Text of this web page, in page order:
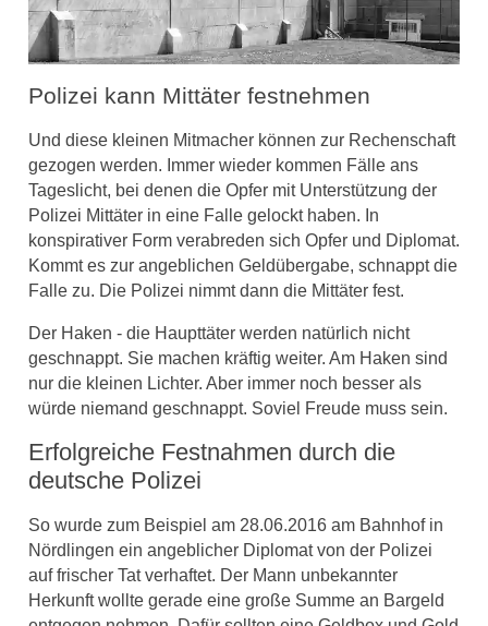
Polizei kann Mittäter festnehmen
Und diese kleinen Mitmacher können zur Rechenschaft
gezogen werden. Immer wieder kommen Fälle ans
Tageslicht, bei denen die Opfer mit Unterstützung der
Polizei Mittäter in eine Falle gelockt haben. In
konspirativer Form verabreden sich Opfer und Diplomat.
Kommt es zur angeblichen Geldübergabe, schnappt die
Falle zu. Die Polizei nimmt dann die Mittäter fest.
Der Haken - die Haupttäter werden natürlich nicht
geschnappt. Sie machen kräftig weiter. Am Haken sind
nur die kleinen Lichter. Aber immer noch besser als
würde niemand geschnappt. Soviel Freude muss sein.
Erfolgreiche Festnahmen durch die
deutsche Polizei
So wurde zum Beispiel am 28.06.2016 am Bahnhof in
Nördlingen ein angeblicher Diplomat von der Polizei
auf frischer Tat verhaftet. Der Mann unbekannter
Herkunft wollte gerade eine große Summe an Bargeld